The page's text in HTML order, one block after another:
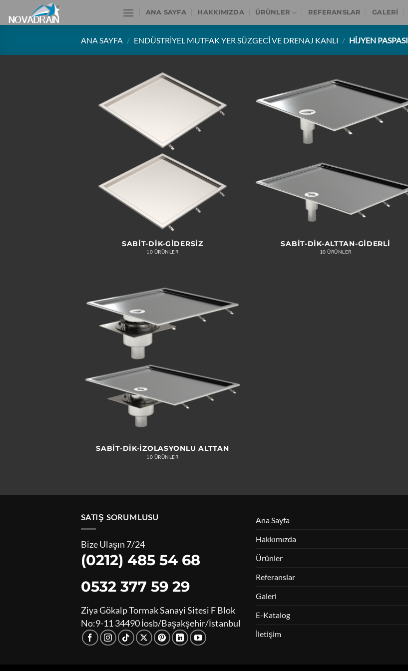
atla
ANA SAYFA HAKKIMIZDA ÜRÜNLER REFERANSLAR GALERI
ANA SAYFA / ENDÜSTRIYEL MUTFAK YER SÜZGECI VE DRENAJ KANLI / HIJYEN PASPASI
SABIT-DIK-GIDERSIZ
10 ÜRÜNLER
SABIT-DIK-ALTTAN-GIDERLI
10 ÜRÜNLER
SABIT-DIK-İZOLASYONLU ALTTAN
10 ÜRÜNLER
SATIŞ SORUMLUSU
Bize Ulaşın 7/24
(0212) 485 54 68
0532 377 59 29
Ziya Gökalp Tormak Sanayi Sitesi F Blok
No:9-11 34490 İosb/Başakşehir/İstanbul
Ana Sayfa
Hakkımızda
Ürünler
Referanslar
Galeri
E-Katalog
İletişim